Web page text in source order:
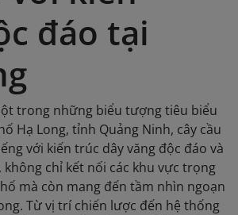
đáo tại
trong những biểu tượng tiêu biểu
Hạ Long, tỉnh Quảng Ninh, cây cầu
với kiến trúc dây văng độc đáo và
chỉ kết nối các khu vực trọng
mà còn mang đến tầm nhìn ngoạn
Từ vị trí chiến lược đến hệ thống